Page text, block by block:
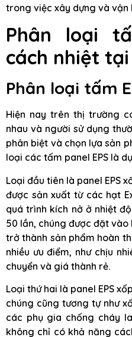
trong việc xây dựng và vận
Phân loại
cách nhiệt
Phân loại tấm
Hiện nay trên thị trường
nhau và người sử dụng
phân biệt và chọn lựa sản
loại các tấm panel EPS là
Loại đầu tiên là panel EPS
được sản xuất từ các hạt
quá trình kích nở ở nhiệt
50 lần, chúng được đặt
trở thành sản phẩm hoàn
nhiều ưu điểm, như chịu
chuyển và giá thành rẻ.
Loại thứ hai là panel EPS
chúng cũng tương tự như
các phụ gia chống cháy
không chỉ có khả năng